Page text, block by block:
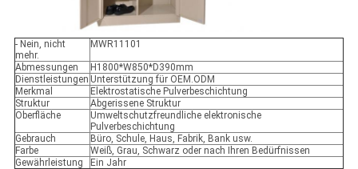
- Nein, nicht
mehr.
MWR11101
Abmessungen
H1800*W850*D390mm
Dienstleistungen Unterstützung für OEM.ODM
Merkmal
Elektrostatische Pulverbeschichtung
Struktur
Abgerissene Struktur
Oberfläche
Umweltschutzfreundliche elektronische
Pulverbeschichtung
Gebrauch
Büro, Schule, Haus, Fabrik, Bank usw.
Farbe
Weiß, Grau, Schwarz oder nach Ihren Bedürfnissen
Gewährleistung
Ein Jahr